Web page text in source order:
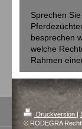
Sprechen
besprechen
welche
Rahmen
Druckversion|
© RODEGRA